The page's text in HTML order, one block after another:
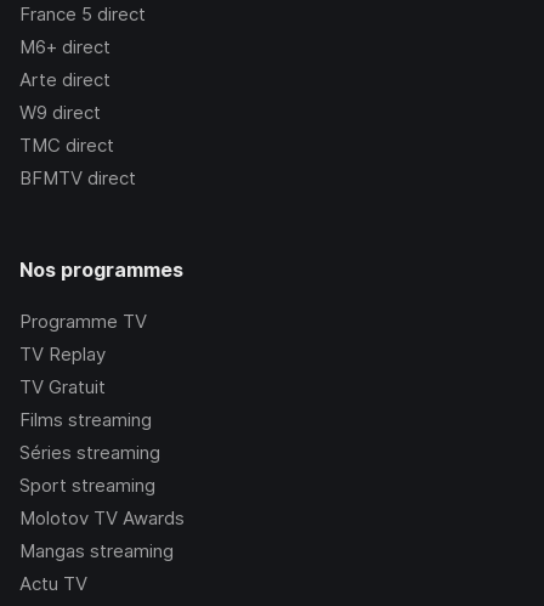
France 5 direct
M6+ direct
Arte direct
W9 direct
TMC direct
BFMTV direct
Nos programmes
Programme TV
TV Replay
TV Gratuit
Films streaming
Séries streaming
Sport streaming
Molotov TV Awards
Mangas streaming
Actu TV